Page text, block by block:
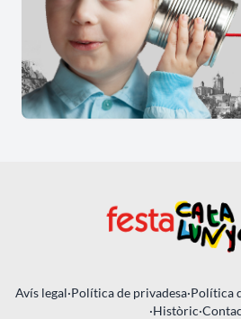
Avís legal·Política de privadesa·Política
·Històric·